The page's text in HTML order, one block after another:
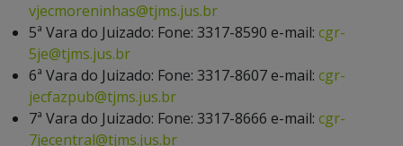
vjecmoreninhas@tjms.jus.br
5ª Vara do Juizado: Fone: 3317-8590 e-mail: cgr-
5je@tjms.jus.br
6ª Vara do Juizado: Fone: 3317-8607 e-mail: cgr-
jecfazpub@tjms.jus.br
7ª Vara do Juizado: Fone: 3317-8666 e-mail: cgr-
7jecentral@tjms.jus.br